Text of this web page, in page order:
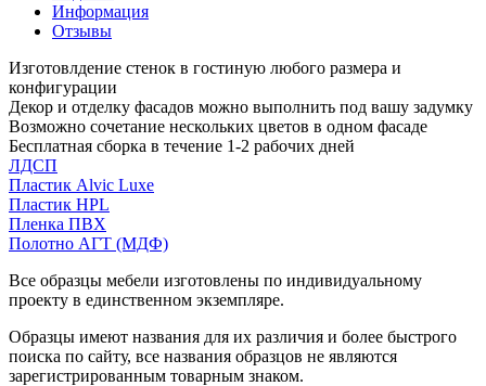
Информация
Отзывы
Изготовлдение стенок в гостиную любого размера и
конфигурации
Декор и отделку фасадов можно выполнить под вашу задумку
Возможно сочетание нескольких цветов в одном фасаде
Бесплатная сборка в течение 1-2 рабочих дней
ЛДСП
Пластик Alvic Luxe
Пластик HPL
Пленка ПВХ
Полотно АГТ (МДФ)
Все образцы мебели изготовлены по индивидуальному
проекту в единственном экземпляре.
Образцы имеют названия для их различия и более быстрого
поиска по сайту, все названия образцов не являются
зарегистрированным товарным знаком.